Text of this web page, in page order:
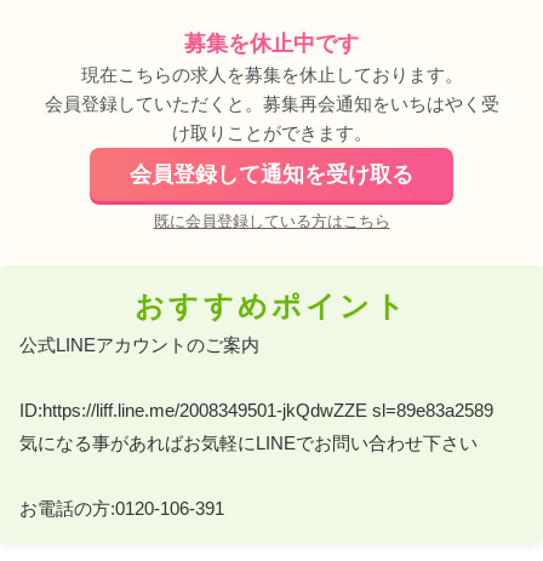
募集を休止中です
現在こちらの求人を募集を休止しております。
会員登録していただくと。募集再会通知をいちはやく受
け取りことができます。
会員登録して通知を受け取る
既に会員登録している方はこちら
おすすめポイント
公式LINEアカウントのご案内
ID:https://liff.line.me/2008349501-jkQdwZZE sl=89e83a2589
気になる事があればお気軽にLINEでお問い合わせ下さい
お電話の方:0120-106-391